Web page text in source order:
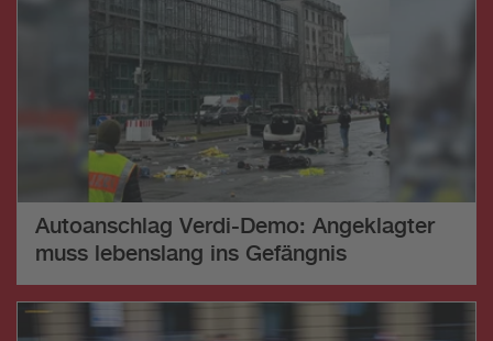
Autoanschlag Verdi-Demo: Angeklagter
muss lebenslang ins Gefängnis